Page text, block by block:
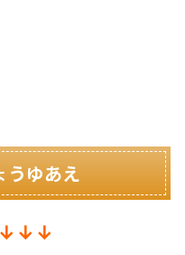
うゆあえ
↓↓↓